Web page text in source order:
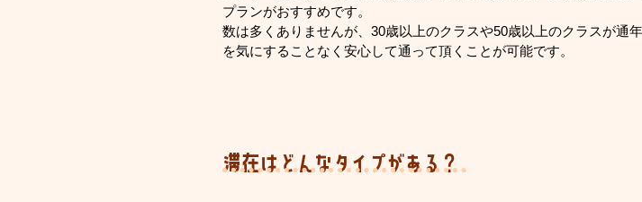
プランがおすすめです。
数は多くありませんが、30歳以上のクラスや50歳以上のクラスが通
を気にすることなく安心して通って頂くことが可能です。
滞在はどんなタイプがある？